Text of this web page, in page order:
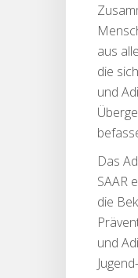
aus
die
und
Das
SAAR
die
und